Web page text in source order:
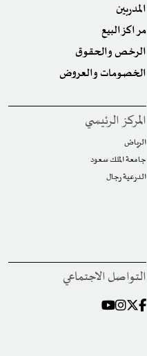
المدربين
مراكز البيع
الرخص والحقوق
الخصومات والعروض
المركز الرئيسي
الرياض
جامعة الملك سعود
الدرعية رجال
التواصل الاجتماعي